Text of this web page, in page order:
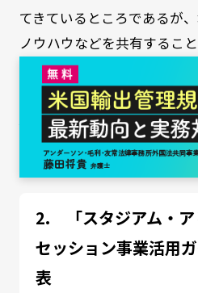
てきているところであるが
ノウハウなどを共有するこ
PFI事業の導入が進むこと
がかかる業務も担うことに
18） 。
「スタジアム・
セッション事業活用
表